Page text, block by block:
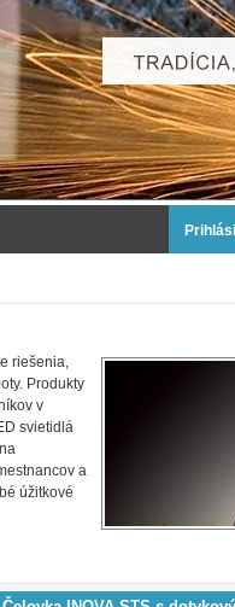
riešenia,
Produkty
v
svietidlá
a
úžitkové